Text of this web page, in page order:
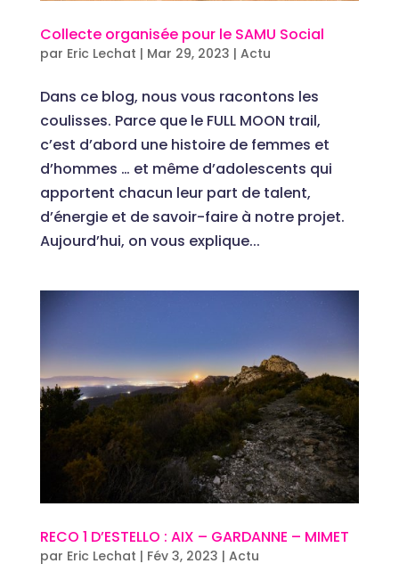
Collecte organisée pour le SAMU Social
par Eric Lechat | Mar 29, 2023 | Actu
Dans ce blog, nous vous racontons les
coulisses. Parce que le FULL MOON trail,
c’est d’abord une histoire de femmes et
d’hommes … et même d’adolescents qui
apportent chacun leur part de talent,
d’énergie et de savoir-faire à notre projet.
Aujourd’hui, on vous explique...
RECO 1 D’ESTELLO : AIX – GARDANNE – MIMET
par Eric Lechat | Fév 3, 2023 | Actu